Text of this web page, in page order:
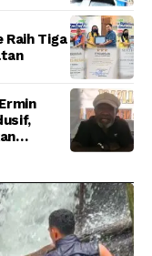
Tiga